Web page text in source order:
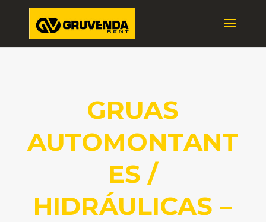
GRUAS
AUTOMONTANT
ES /
HIDRÁULICAS –